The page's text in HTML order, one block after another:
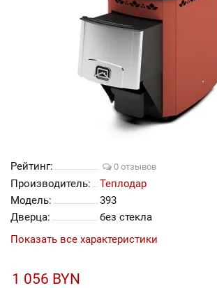
Рейтинг: 0 отзывов
Производитель:
Теплодар
Модель:
393
Дверца:
без стекла
Показать все характеристики
1 056 BYN